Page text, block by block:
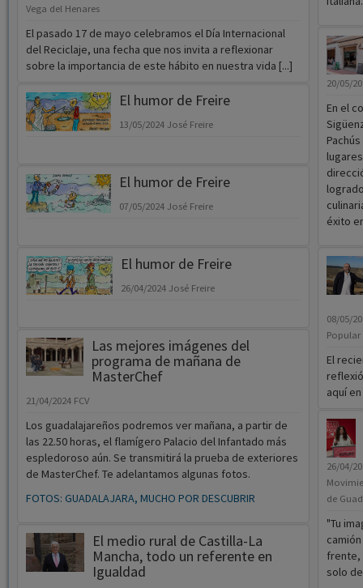
Vega del Henares
El pasado 17 de mayo celebramos el Día Internacional
del Reciclaje, una fecha que nos invita a reflexionar
sobre la importancia de este hábito en nuestra vida [...]
El humor de Freire
13/05/2024 José Freire
El humor de Freire
07/05/2024 José Freire
El humor de Freire
26/04/2024 José Freire
Las mejores imágenes del
programa de mañana de
MasterChef
21/04/2024 FCV
Los guadalajareños podremos ver mañana, a partir de
las 22.50 horas, el flamígero Palacio del Infantado más
espledoroso aún. Se transmitirá la prueba de exteriores
de MasterChef. Te adelantamos algunas fotos.
FOTOS: GUADALAJARA, MUCHO POR DESCUBRIR
El medio rural de Castilla-La
Mancha, todo un referente en
Igualdad
20/05/
En el
éxito
08/05/
El
aquí
26/04/
de
"Tu
frente,
solo